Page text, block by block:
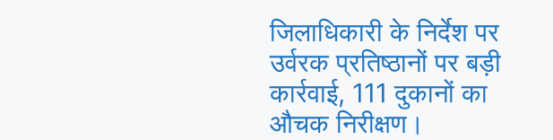
जिलाधिकारी के निर्देश पर
उर्वरक प्रतिष्ठानों पर बड़ी
कार्रवाई, 111 दुकानों का
औचक निरीक्षण।